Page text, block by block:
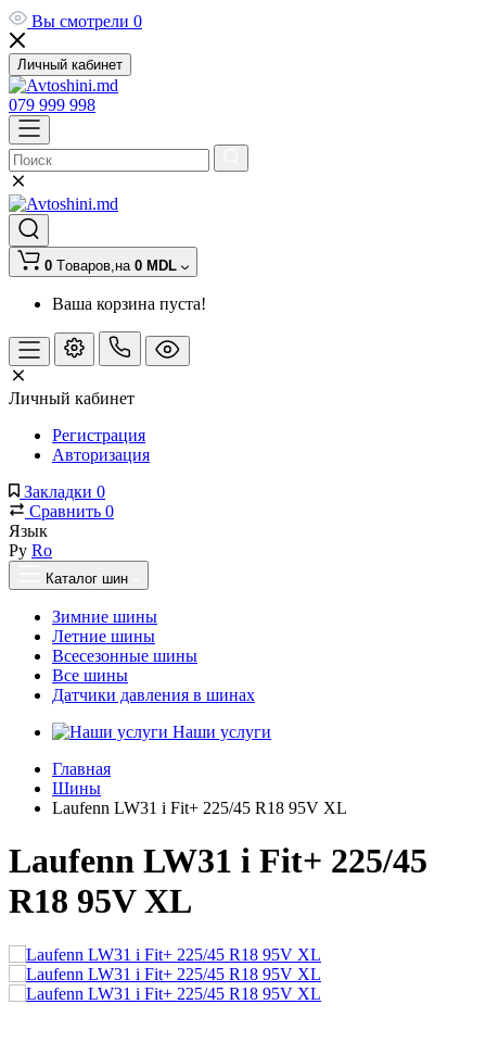
Вы смотрели 0
Личный кабинет
079 999 998
0 Tоваров,на 0 MDL
Ваша корзина пуста!
Личный кабинет
Регистрация
Авторизация
Закладки 0
Сравнить 0
Язык
Ру Ro
Каталог шин
Зимние шины
Летние шины
Всесезонные шины
Все шины
Датчики давления в шинах
Наши услуги
Главная
Шины
Laufenn LW31 i Fit+ 225/45 R18 95V XL
Laufenn LW31 i Fit+ 225/45
R18 95V XL